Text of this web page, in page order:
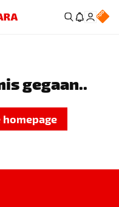
gegaan..
homepage